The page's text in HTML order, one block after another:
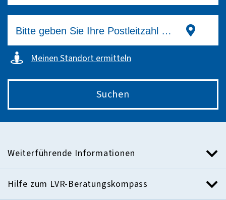
Meinen Standort ermitteln
Suchen
Weiterführende Informationen
Hilfe zum LVR-Beratungskompass